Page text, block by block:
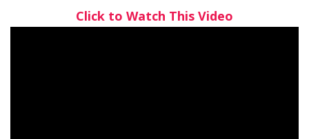
Click to Watch This Video